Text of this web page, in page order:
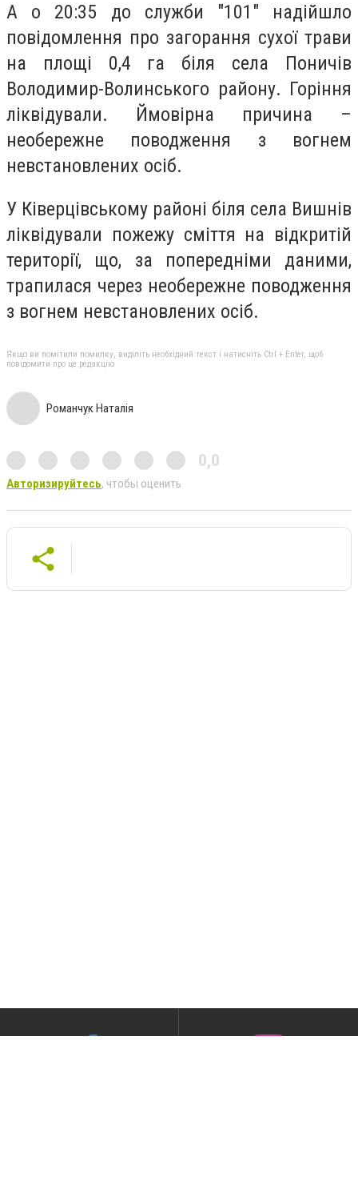
А о 20:35 до служби "101" надійшло
повідомлення про загорання сухої трави
на площі 0,4 га біля села Поничів
Володимир-Волинського району. Горіння
ліквідували. Ймовірна причина –
необережне поводження з вогнем
невстановлених осіб.
У Ківерцівському районі біля села Вишнів
ліквідували пожежу сміття на відкритій
території, що, за попередніми даними,
трапилася через необережне поводження
з вогнем невстановлених осіб.
Якщо ви помітили помилку, виділіть необхідний текст і натисніть Ctrl + Enter, щоб
повідомити про це редакцію
Романчук Наталія
0,0
Авторизируйтесь, чтобы оценить